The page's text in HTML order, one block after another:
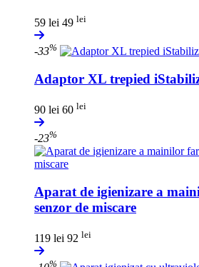
59 lei 49 lei
-33%
Adaptor XL trepied
90 lei 60 lei
-23%
Aparat de igienizare a
senzor de miscare
119 lei 92 lei
%